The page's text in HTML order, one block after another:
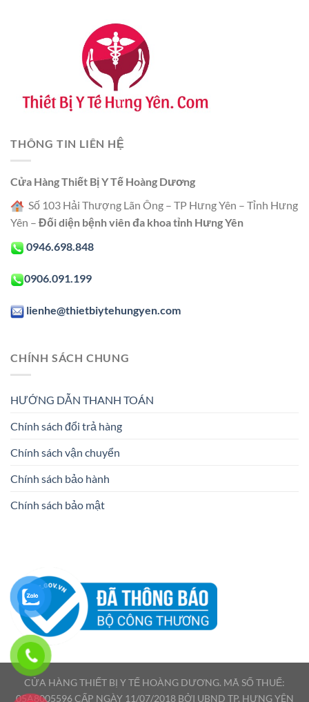
THÔNG TIN LIÊN HỆ
Cửa Hàng Thiết Bị Y Tế Hoàng Dương
Số 103 Hải Thượng Lãn Ông – TP Hưng Yên – Tỉnh Hưng
Yên – Đối diện bệnh viên đa khoa tỉnh Hưng Yên
0946.698.848
0906.091.199
lienhe@thietbiytehungyen.com
CHÍNH SÁCH CHUNG
HƯỚNG DẪN THANH TOÁN
Chính sách đổi trả hàng
Chính sách vận chuyển
Chính sách bảo hành
Chính sách bảo mật
CỬA HÀNG THIẾT BỊ Y TẾ HOÀNG DƯƠNG. MÃ SỐ THUẾ:
05A8005596 CẤP NGÀY 11/07/2018 BỞI UBND TP. HƯNG YÊN